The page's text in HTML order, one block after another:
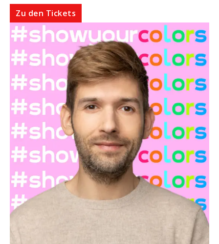
Zu den Tickets